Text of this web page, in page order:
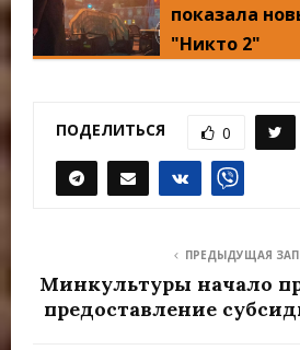
показала
"Никто 2"
ПОДЕЛИТЬСЯ 0
ПРЕДЫДУЩАЯ
Минкультуры начало
предоставление